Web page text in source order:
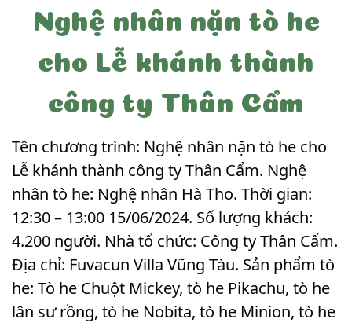
Nghệ nhân nặn tò he
cho Lễ khánh thành
công ty Thân Cẩm
Tên chương trình: Nghệ nhân nặn tò he cho
Lễ khánh thành công ty Thân Cẩm. Nghệ
nhân tò he: Nghệ nhân Hà Tho. Thời gian:
12:30 – 13:00 15/06/2024. Số lượng khách:
4.200 người. Nhà tổ chức: Công ty Thân Cẩm.
Địa chỉ: Fuvacun Villa Vũng Tàu. Sản phẩm tò
he: Tò he Chuột Mickey, tò he Pikachu, tò he
lân sư rồng, tò he Nobita, tò he Minion, tò he